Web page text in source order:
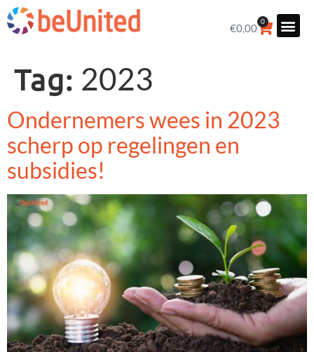
€0,00
0
Tag: 2023
Ondernemers wees in 2023
scherp op regelingen en
subsidies!